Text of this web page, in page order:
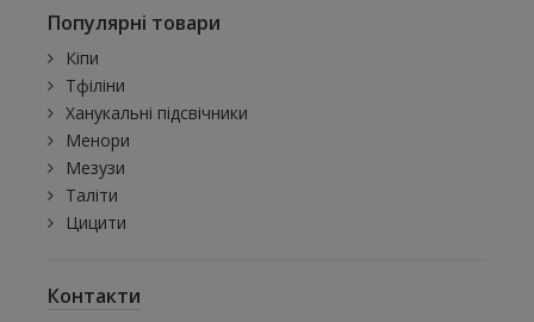
Популярні товари
Кіпи
Тфіліни
Ханукальні підсвічники
Менори
Мезузи
Таліти
Цицити
Контакти